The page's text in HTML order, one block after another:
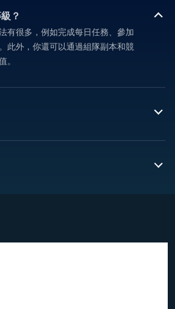
？
有很多，例如完成每日任務、參加
此外，你還可以通過組隊副本和競
。